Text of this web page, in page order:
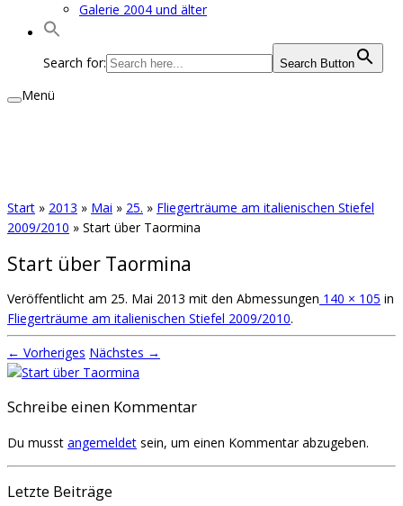
Galerie 2004 und älter
Search for: Search Button
Menü
Start » 2013 » Mai » 25. » Fliegerträume am italienischen Stiefel
2009/2010 » Start über Taormina
Start über Taormina
Veröffentlicht am 25. Mai 2013 mit den Abmessungen 140 × 105 in
Fliegerträume am italienischen Stiefel 2009/2010.
← Vorheriges Nächstes →
Schreibe einen Kommentar
Du musst angemeldet sein, um einen Kommentar abzugeben.
Letzte Beiträge